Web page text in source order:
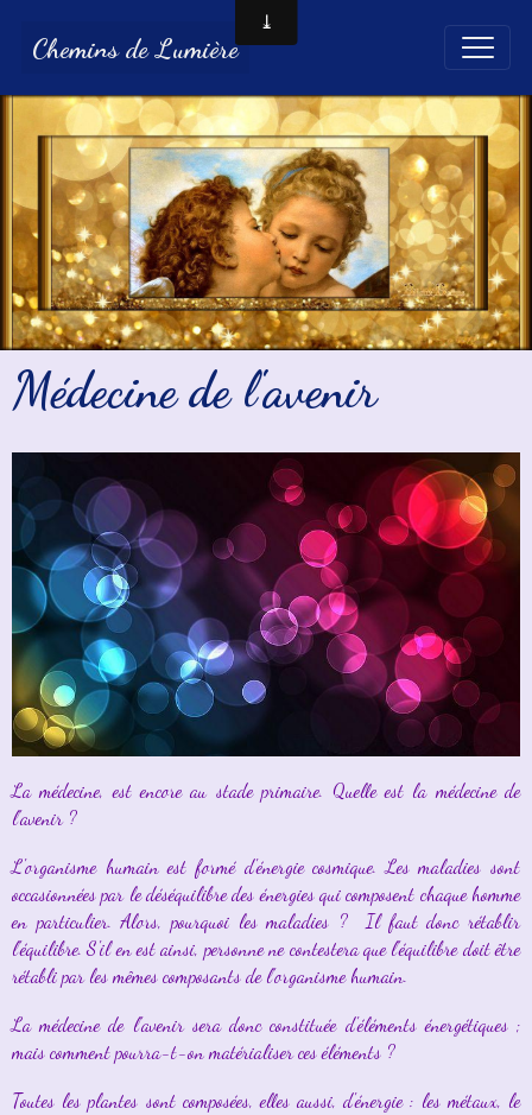
Chemins de Lumière
Médecine de l'avenir
La médecine, est encore au stade primaire. Quelle est la médecine de
l'avenir ?
L'organisme humain est formé d'énergie cosmique. Les maladies sont
occasionnées par le déséquilibre des énergies qui composent chaque homme
en particulier. Alors, pourquoi les maladies ? Il faut donc rétablir
l'équilibre. S'il en est ainsi, personne ne contestera que l'équilibre doit être
rétabli par les mêmes composants de l'organisme humain.
La médecine de l'avenir sera donc constituée d'éléments énergétiques ;
mais comment pourra-t-on matérialiser ces éléments ?
Toutes les plantes sont composées, elles aussi, d'énergie : les métaux, le